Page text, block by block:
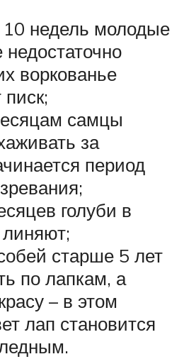
недель молодые
воркованье
самцы
за
период
голуби в
старше 5 лет
по лапкам, а
– в этом
лап становится